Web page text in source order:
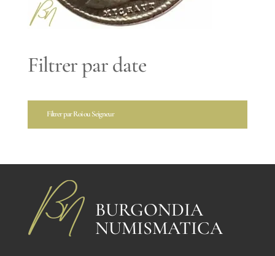
Filtrer par date
Filtrer par Roi ou Seigneur
BURGONDIA
NUMISMATICA